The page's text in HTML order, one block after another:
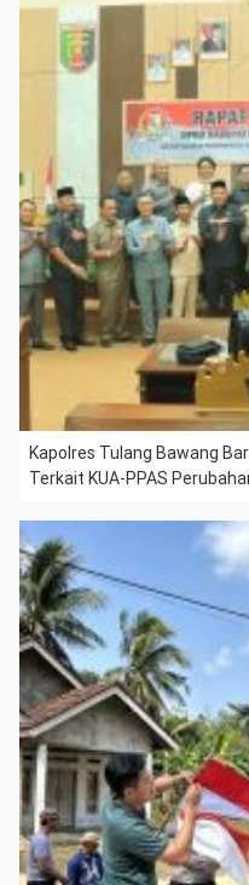
Kapolres Tulang Bawang
Terkait KUA-PPAS